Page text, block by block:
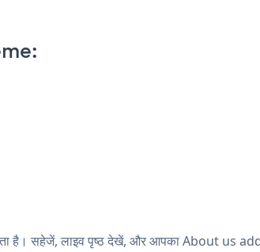
है। सहेजें, लाइव पृष्ठ देखें, और आपका About us add